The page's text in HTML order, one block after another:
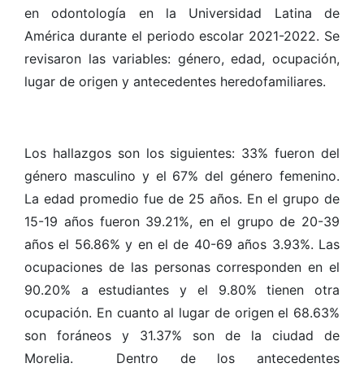
en odontología en la Universidad Latina de
América durante el periodo escolar 2021-2022. Se
revisaron las variables: género, edad, ocupación,
lugar de origen y antecedentes heredofamiliares.
Los hallazgos son los siguientes: 33% fueron del
género masculino y el 67% del género femenino.
La edad promedio fue de 25 años. En el grupo de
15-19 años fueron 39.21%, en el grupo de 20-39
años el 56.86% y en el de 40-69 años 3.93%. Las
ocupaciones de las personas corresponden en el
90.20% a estudiantes y el 9.80% tienen otra
ocupación. En cuanto al lugar de origen el 68.63%
son foráneos y 31.37% son de la ciudad de
Morelia. Dentro de los antecedentes